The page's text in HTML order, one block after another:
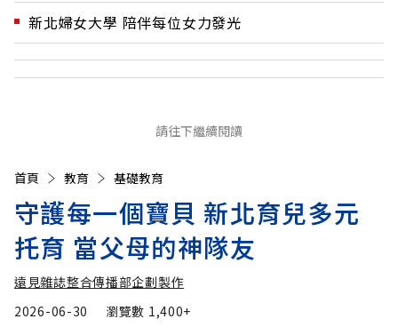
新北婦女大學 陪伴每位女力發光
請往下繼續閱讀
首頁 教育 基礎教育
守護每一個寶貝 新北育兒多元
托育 當父母的神隊友
遠見雜誌整合傳播部企劃製作
2026-06-30
瀏覽數 1,400+